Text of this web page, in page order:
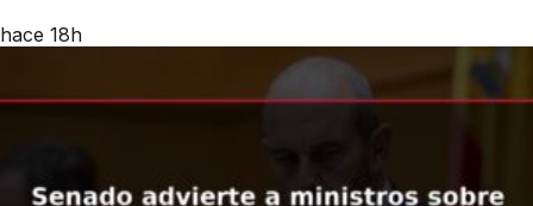
hace 18h